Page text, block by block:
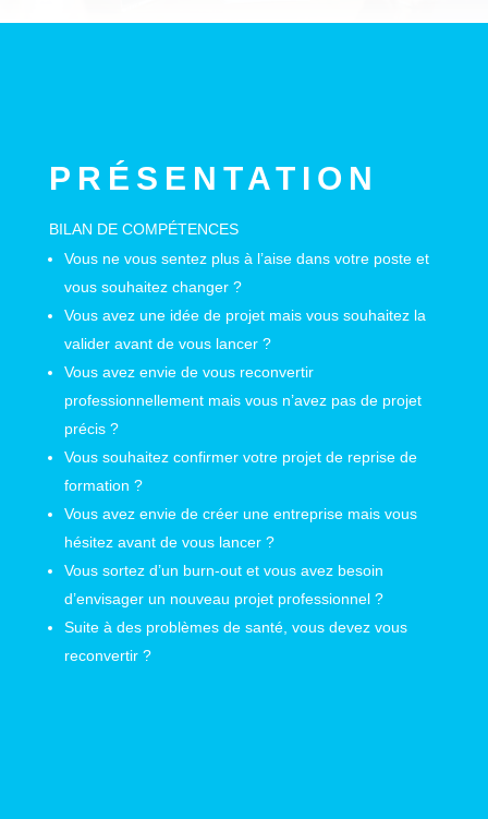
PRÉSENTATION
BILAN DE COMPÉTENCES
Vous ne vous sentez plus à l’aise dans votre poste et
vous souhaitez changer ?
Vous avez une idée de projet mais vous souhaitez la
valider avant de vous lancer ?
Vous avez envie de vous reconvertir
professionnellement mais vous n’avez pas de projet
précis ?
Vous souhaitez confirmer votre projet de reprise de
formation ?
Vous avez envie de créer une entreprise mais vous
hésitez avant de vous lancer ?
Vous sortez d’un burn-out et vous avez besoin
d’envisager un nouveau projet professionnel ?
Suite à des problèmes de santé, vous devez vous
reconvertir ?